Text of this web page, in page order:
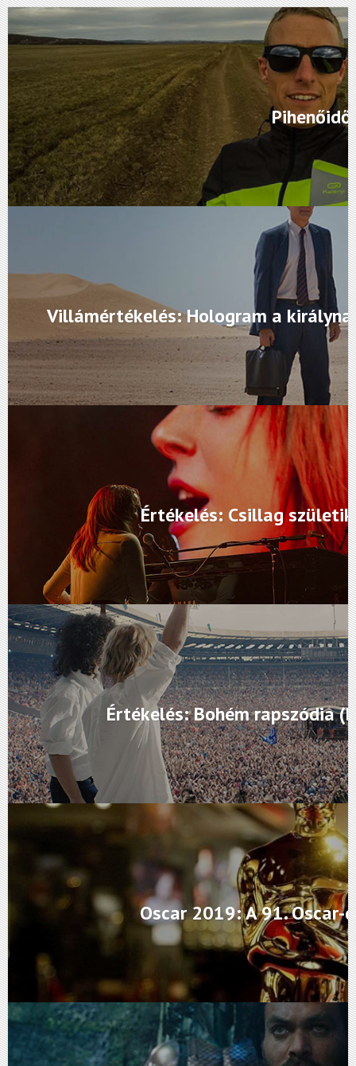
Pihenőidő
Villámértékelés: Hologram a
Értékelés: Csillag
Értékelés: Bohém rapszódia
Oscar 2019: A 91.